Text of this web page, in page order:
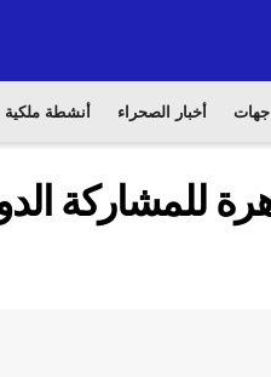
جهات أخبار الصحراء أنشطة ملكية